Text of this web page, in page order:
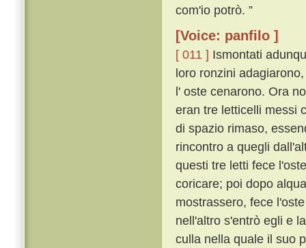
com'io potrò. ”
[Voice: panfilo ]
[ 011 ] Ismontati
loro ronzini
l' oste cenarono. Ora
eran tre letticelli messi
di spazio rimaso,
rincontro a quegli
questi tre letti fece
coricare; poi dopo
mostrassero, fece
nell'altro s'entrò egli e
culla nella quale il suo